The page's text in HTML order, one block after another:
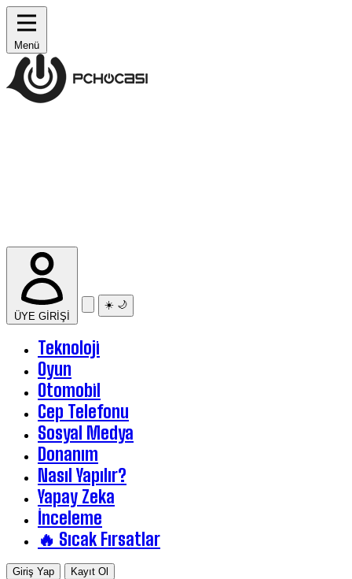
Menü
ÜYE GİRİŞİ
☀️ 🌙
Teknoloji
Oyun
Otomobil
Cep Telefonu
Sosyal Medya
Donanım
Nasıl Yapılır?
Yapay Zeka
İnceleme
🔥 Sıcak Fırsatlar
Giriş Yap Kayıt Ol